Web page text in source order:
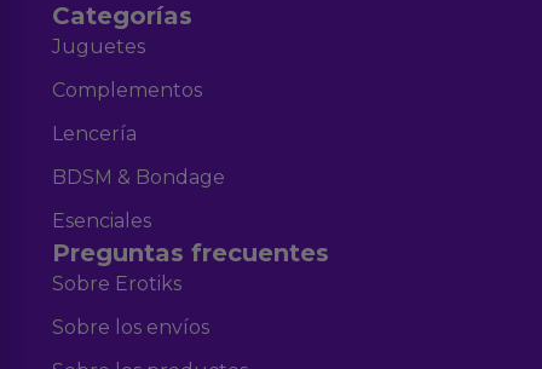
Categorías
Juguetes
Complementos
Lencería
BDSM & Bondage
Esenciales
Preguntas frecuentes
Sobre Erotiks
Sobre los envíos